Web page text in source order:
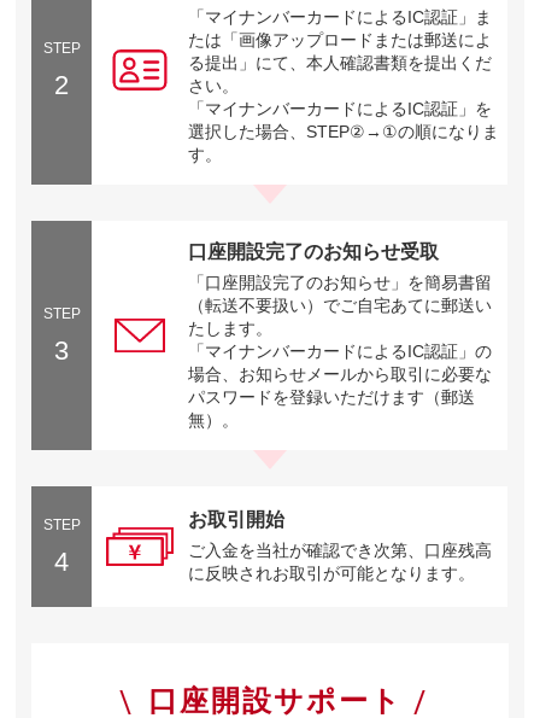
STEP
2
「マイナンバーカードによるIC認証」ま
たは「画像アップロードまたは郵送によ
る提出」にて、本人確認書類を提出くだ
さい。
「マイナンバーカードによるIC認証」を
選択した場合、STEP②→①の順になりま
す。
STEP
3
口座開設完了のお知らせ受取
「口座開設完了のお知らせ」を簡易書留
（転送不要扱い）でご自宅あてに郵送い
たします。
「マイナンバーカードによるIC認証」の
場合、お知らせメールから取引に必要な
パスワードを登録いただけます（郵送
無）。
STEP
4
お取引開始
ご入金を当社が確認でき次第、口座残高
に反映されお取引が可能となります。
口座開設サポート